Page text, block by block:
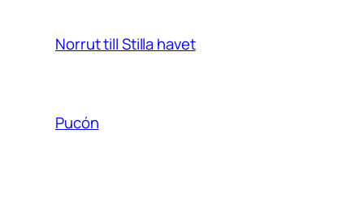
Norrut till Stilla havet
Pucón